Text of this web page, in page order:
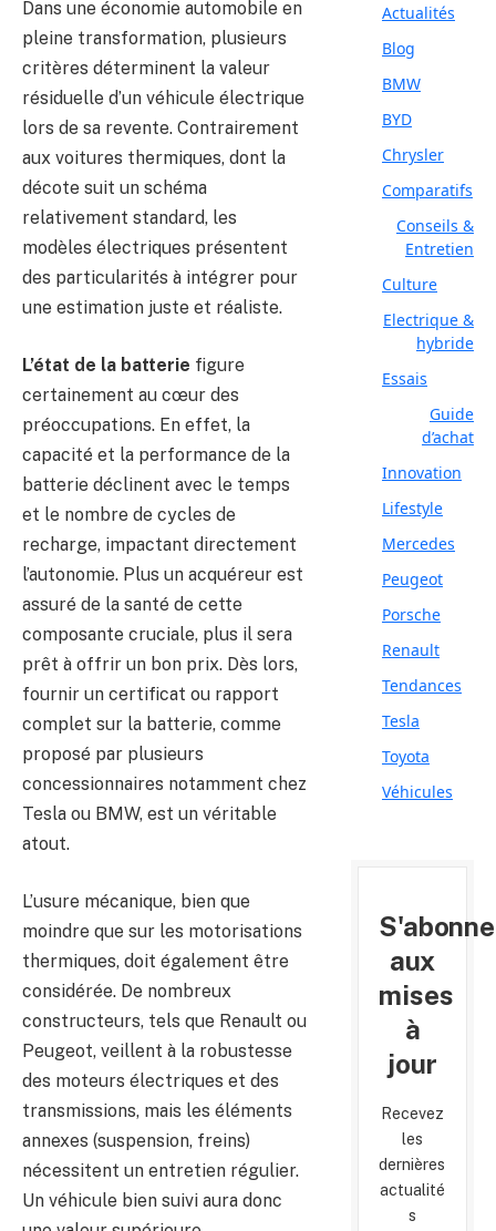
Dans une économie automobile en
pleine transformation, plusieurs
critères déterminent la valeur
résiduelle d’un véhicule électrique
lors de sa revente. Contrairement
aux voitures thermiques, dont la
décote suit un schéma
relativement standard, les
modèles électriques présentent
des particularités à intégrer pour
une estimation juste et réaliste.
L’état de la batterie figure
certainement au cœur des
préoccupations. En effet, la
capacité et la performance de la
batterie déclinent avec le temps
et le nombre de cycles de
recharge, impactant directement
l’autonomie. Plus un acquéreur est
assuré de la santé de cette
composante cruciale, plus il sera
prêt à offrir un bon prix. Dès lors,
fournir un certificat ou rapport
complet sur la batterie, comme
proposé par plusieurs
concessionnaires notamment chez
Tesla ou BMW, est un véritable
atout.
L’usure mécanique, bien que
moindre que sur les motorisations
thermiques, doit également être
considérée. De nombreux
constructeurs, tels que Renault ou
Peugeot, veillent à la robustesse
des moteurs électriques et des
transmissions, mais les éléments
annexes (suspension, freins)
nécessitent un entretien régulier.
Un véhicule bien suivi aura donc
Actualités
Blog
BMW
BYD
Chrysler
Comparatifs
Conseils &
Entretien
Culture
Electrique &
hybride
Essais
Guide
d’achat
Innovation
Lifestyle
Mercedes
Peugeot
Porsche
Renault
Tendances
Tesla
Toyota
Véhicules
aux
mises
à
jour
Recevez
les
dernières
actualité
s